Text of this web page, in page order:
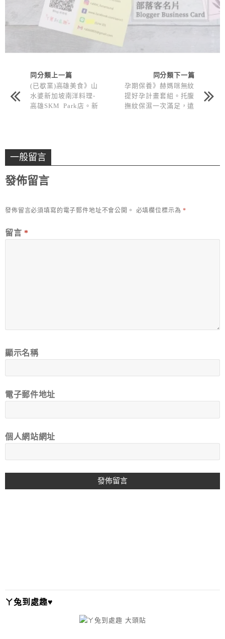
同分類上一篇
(已歇業)高雄美食》山
水婆新加坡南洋料理-
高雄SKM Park店。新
同分類下一篇
孕期保養》赫媽咪無紋
提好孕計畫套組。托腹
撫紋保濕一次滿足，遠
一般留言
發佈留言
發佈留言必須填寫的電子郵件地址不會公開。 必填欄位標示為*
留言 *
顯示名稱
電子郵件地址
個人網站網址
I
V
ㄚ兔到處趣♥